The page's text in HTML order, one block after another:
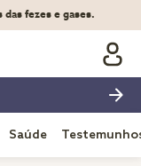
fezes e gases.
Saúde